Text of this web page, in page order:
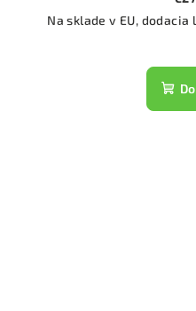
Na sklade v EU,